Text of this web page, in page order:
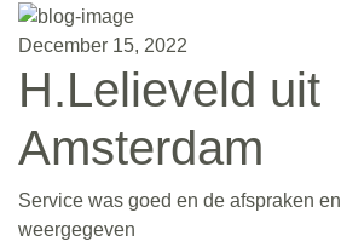
December 15, 2022
H.Lelieveld uit
Amsterdam
Service was goed en de afspraken
weergegeven